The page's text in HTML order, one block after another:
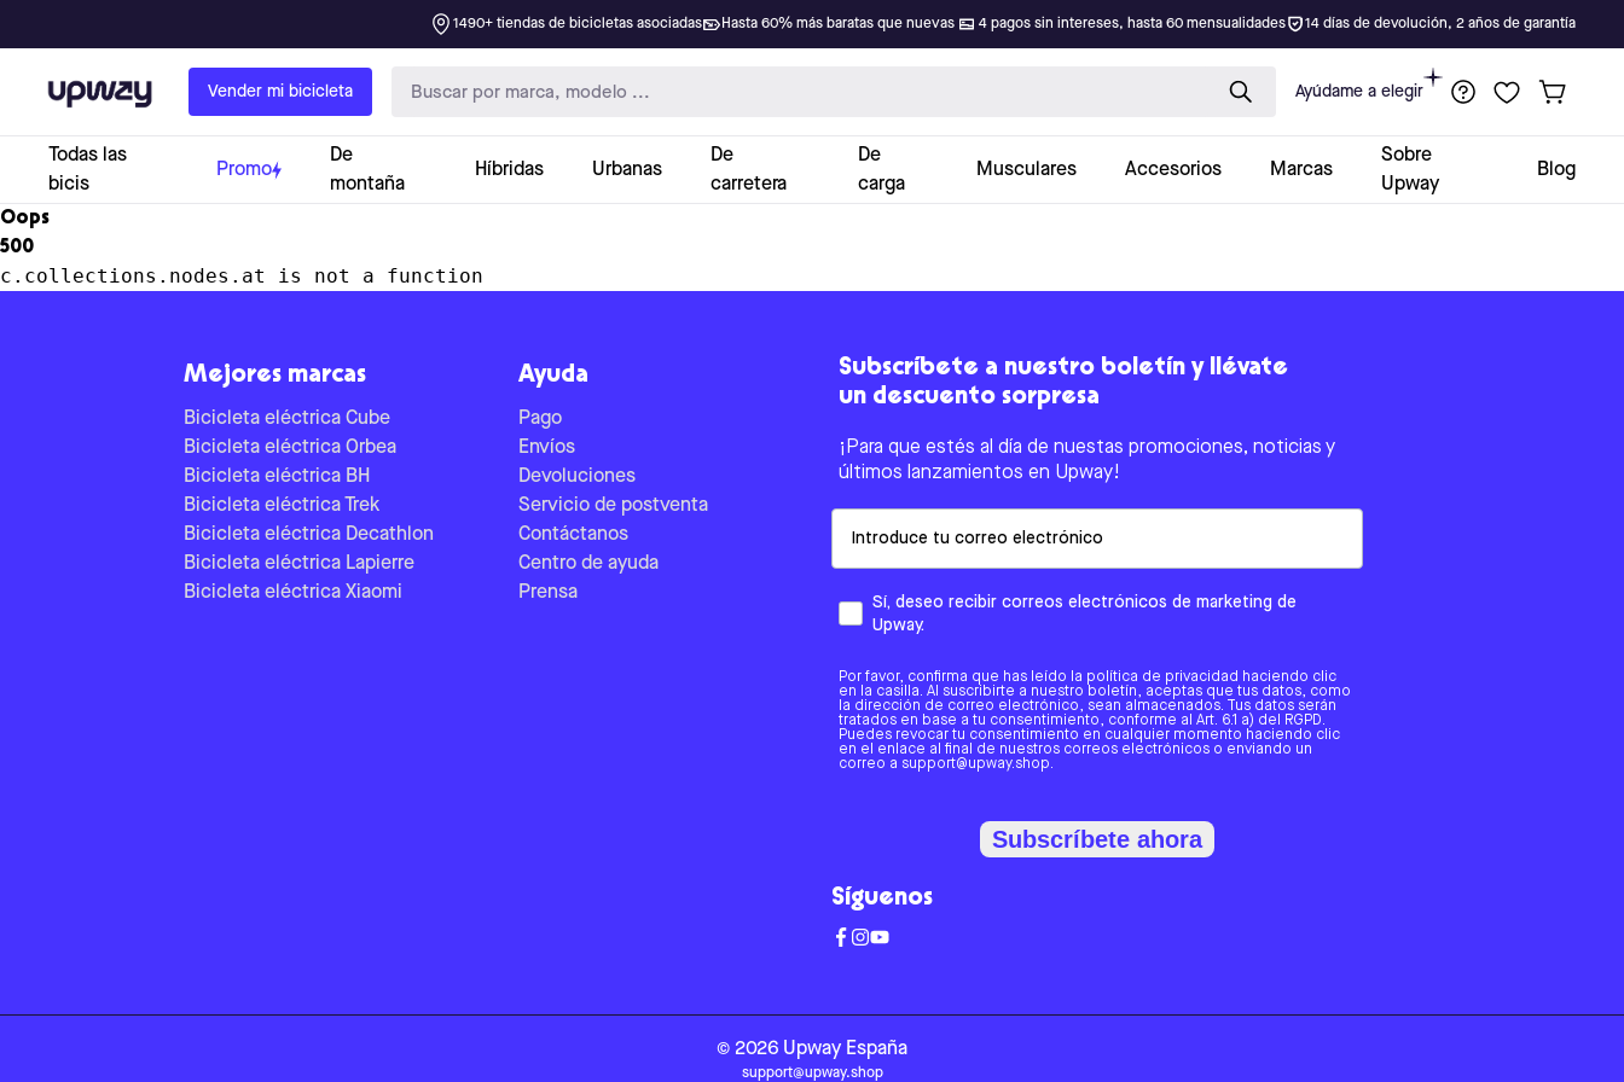
1490+ tiendas de bicicletas asociadas Hasta 60% más baratas que nuevas 4 pagos sin intereses, hasta 60 mensualidades 14 días de devolución, 2 años de garantía
Upway Vender mi bicicleta Ayúdame a elegir
Todas las
bicis
Promo
De
montaña
Híbridas Urbanas
De
carretera
De
carga
Musculares Accesorios Marcas
Sobre
Upway
Blog
Oops
500
c.collections.nodes.at is not a function
Mejores marcas
Bicicleta eléctrica Cube
Bicicleta eléctrica Orbea
Bicicleta eléctrica BH
Bicicleta eléctrica Trek
Bicicleta eléctrica Decathlon
Bicicleta eléctrica Lapierre
Bicicleta eléctrica Xiaomi
Ayuda
Pago
Envíos
Devoluciones
Servicio de postventa
Contáctanos
Centro de ayuda
Prensa
Subscríbete a nuestro boletín y llévate
un descuento sorpresa
¡Para que estés al día de nuestas promociones, noticias y
últimos lanzamientos en Upway!
Sí, deseo recibir correos electrónicos de marketing de
Upway.
Por favor, confirma que has leído la política de privacidad haciendo clic
en la casilla. Al suscribirte a nuestro boletín, aceptas que tus datos, como
la dirección de correo electrónico, sean almacenados. Tus datos serán
tratados en base a tu consentimiento, conforme al Art. 6.1 a) del RGPD.
Puedes revocar tu consentimiento en cualquier momento haciendo clic
en el enlace al final de nuestros correos electrónicos o enviando un
correo a support@upway.shop.
Subscríbete ahora
Síguenos
© 2026 Upway España
support@upway.shop